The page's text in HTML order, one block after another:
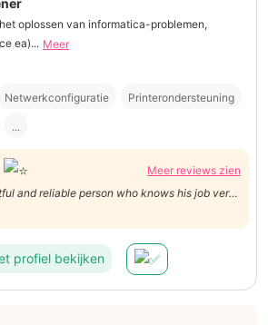
oplossen van informatica-problemen,
ea)... Meer
Netwerkconfiguratie Printerondersteuning
...
Meer reviews zien
and reliable person who knows his job very
for which we called him, while being
whenever needed. A truly nice person
without hesitation.
profiel bekijken